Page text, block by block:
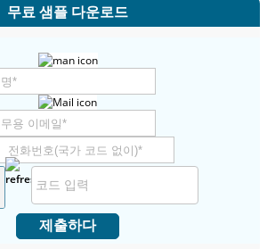
무료 샘플 다운로드
제출하다